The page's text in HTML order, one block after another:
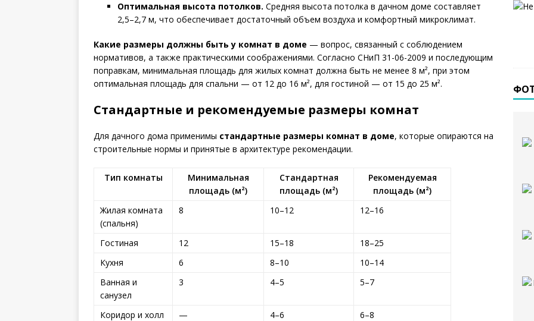
Оптимальная высота потолков. Средняя высота потолка в дачном доме составляет
2,5–2,7 м, что обеспечивает достаточный объем воздуха и комфортный микроклимат.
Какие размеры должны быть у комнат в доме — вопрос, связанный с соблюдением
нормативов, а также практическими соображениями. Согласно СНиП 31-06-2009 и последующим
поправкам, минимальная площадь для жилых комнат должна быть не менее 8 м², при этом
оптимальная площадь для спальни — от 12 до 16 м², для гостиной — от 15 до 25 м².
Стандартные и рекомендуемые размеры комнат
Для дачного дома применимы стандартные размеры комнат в доме, которые опираются на
строительные нормы и принятые в архитектуре рекомендации.
Тип комнаты
Минимальная
площадь (м²)
Стандартная
площадь (м²)
Рекомендуемая
площадь (м²)
Жилая комната
(спальня)
8 10–12 12–16
Гостиная 12 15–18
18–25
Кухня
6 8–10
10–14
Ванная и
санузел
3 4–5 5–7
Коридор и холл — 4–6 6–8